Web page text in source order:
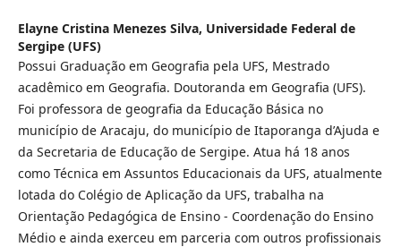
Elayne Cristina Menezes Silva, Universidade Federal de
Sergipe (UFS)
Possui Graduação em Geografia pela UFS, Mestrado
acadêmico em Geografia. Doutoranda em Geografia (UFS).
Foi professora de geografia da Educação Básica no
município de Aracaju, do município de Itaporanga d’Ajuda e
da Secretaria de Educação de Sergipe. Atua há 18 anos
como Técnica em Assuntos Educacionais da UFS, atualmente
lotada do Colégio de Aplicação da UFS, trabalha na
Orientação Pedagógica de Ensino - Coordenação do Ensino
Médio e ainda exerceu em parceria com outros profissionais